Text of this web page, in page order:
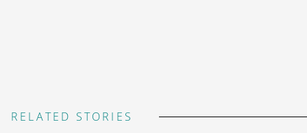
RELATED STORIES